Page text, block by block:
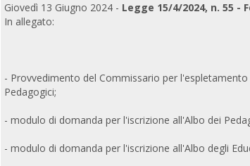
Giovedì 13 Giugno 2024 - Legge 15/4/2024, n. 55
In allegato:
- Provvedimento del Commissario per
Pedagogici;
- modulo di domanda per l'iscrizione all'Albo dei
- modulo di domanda per l'iscrizione all'Albo degli